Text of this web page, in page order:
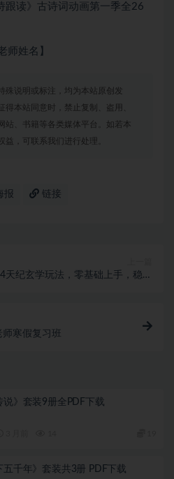
跟读》古诗词动画第一季全26
师姓名】
殊说明或标注，均为本站原创发
得本站同意时，禁止复制、盗用、
站、书籍等各类媒体平台。如若本
益，可联系我们进行处理。
报 链接
天纪玄学玩法，零基础上手，稳定
寒假复习班
说》套装9册全PDF下载
五千年》套装共3册 PDF下载